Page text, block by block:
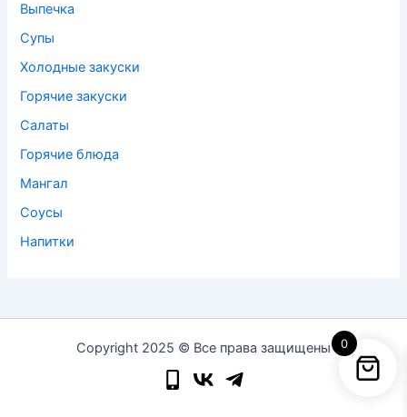
Выпечка
Супы
Холодные закуски
Горячие закуски
Салаты
Горячие блюда
Мангал
Соусы
Напитки
Copyright 2025 © Все права защищены 0